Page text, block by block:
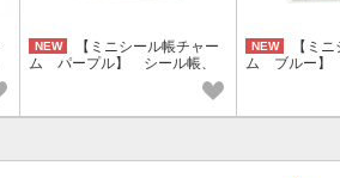
NEW
【ミニシール帳チャー
ム パープル】 シール帳、
シール、チャーム、キーホル
NEW
【ミ
ム ブルー】